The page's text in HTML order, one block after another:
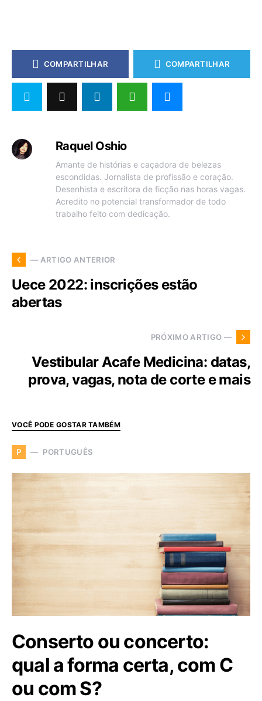
COMPARTILHAR COMPARTILHAR
Raquel Oshio
Amante de histórias e caçadora de belezas
escondidas. Jornalista de profissão e coração.
Desenhista e escritora de ficção nas horas vagas.
Acredito no potencial transformador de todo
trabalho feito com dedicação.
— ARTIGO ANTERIOR
Uece 2022: inscrições estão
abertas
PRÓXIMO ARTIGO —
Vestibular Acafe Medicina: datas,
prova, vagas, nota de corte e mais
VOCÊ PODE GOSTAR TAMBÉM
P PORTUGUÊS
Conserto ou concerto:
qual a forma certa, com C
ou com S?